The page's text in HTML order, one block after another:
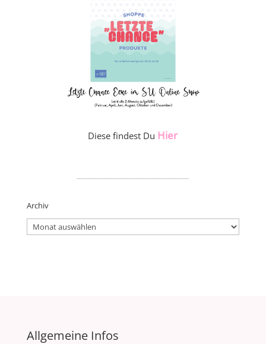
Diese findest Du Hier
Archiv
Archiv
Allgemeine Infos